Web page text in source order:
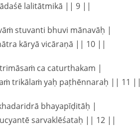
lalitātmikā || 9 ||
stuvanti bhuvi mānavāḥ |
kāryā vicāraṇā || 10 ||
ca caturthakam |
trikālaṁ yaḥ paṭhēnnaraḥ || 11 ||
bhayapīḍitāḥ |
sarvaklēśataḥ || 12 ||